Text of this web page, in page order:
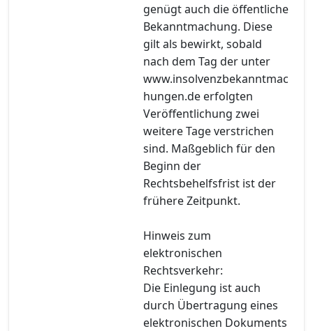
genügt auch die öffentliche
Bekanntmachung. Diese
gilt als bewirkt, sobald
nach dem Tag der unter
www.insolvenzbekanntmac
hungen.de erfolgten
Veröffentlichung zwei
weitere Tage verstrichen
sind. Maßgeblich für den
Beginn der
Rechtsbehelfsfrist ist der
frühere Zeitpunkt.
Hinweis zum
elektronischen
Rechtsverkehr:
Die Einlegung ist auch
durch Übertragung eines
elektronischen Dokuments